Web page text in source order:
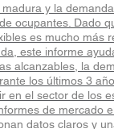
y la
ocupantes. Dado
es mucho más
este informe
alcanzables, la
los últimos 3
en el sector de los
de mercado
datos claros y